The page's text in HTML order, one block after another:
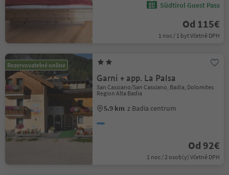
Südtirol Guest Pass
Od 115€
1 noc / 1 byt Včetně DPH
Rezervovatelné online
Garni + app. La Palsa
San Cassiano/San Cassiano, Badia, Dolomites
Region Alta Badia
5.9 km z Badia centrum
Od 92€
1 noc / 2 osob(y) Včetně DPH